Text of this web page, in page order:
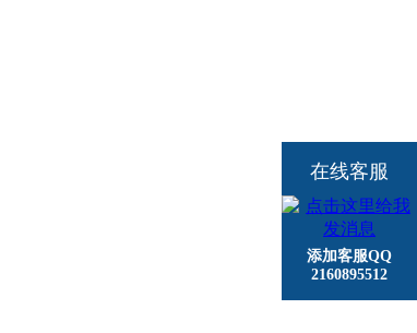
在线客服
添加客服QQ
2160895512